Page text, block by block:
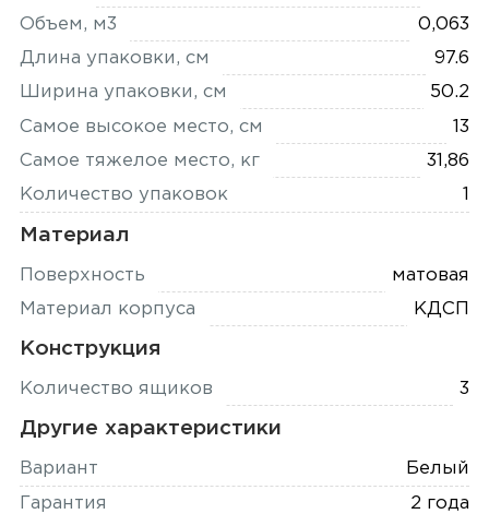
Объем, м3 0,063
Длина упаковки, см 97.6
Ширина упаковки, см 50.2
Самое высокое место, см 13
Самое тяжелое место, кг 31,86
Количество упаковок
Материал
Поверхность матовая
Материал корпуса КДСП
Конструкция
Количество ящиков 3
Другие характеристики
Вариант Белый
Гарантия 2 года